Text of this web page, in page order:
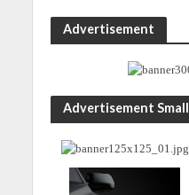
Advertisement
Advertisement Small